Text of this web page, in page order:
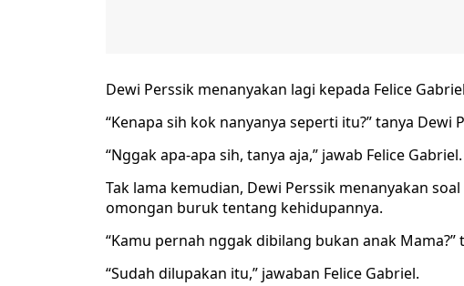
Dewi Perssik menanyakan lagi kepada Felice
“Kenapa sih kok nanyanya seperti itu?” tanya Dewi
“Nggak apa-apa sih, tanya aja,” jawab Felice Gabriel.
Tak lama kemudian, Dewi Perssik menanyakan
omongan buruk tentang kehidupannya.
“Kamu pernah nggak dibilang bukan anak Mama?”
“Sudah dilupakan itu,” jawaban Felice Gabriel.